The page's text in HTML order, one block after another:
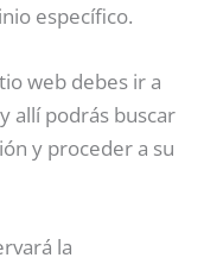
específico.
web debes ir a
allí podrás buscar
y proceder a su
la